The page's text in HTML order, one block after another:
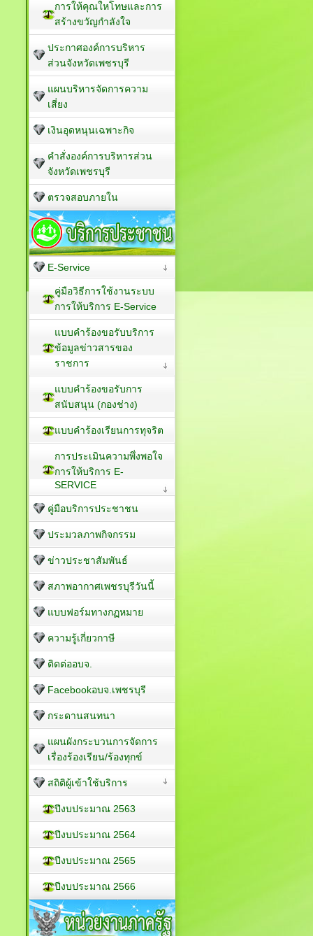
การให้คุณใหโทษและการ
สร้างขวัญกำลังใจ
ประกาศองค์การบริหาร
ส่วนจังหวัดเพชรบุรี
แผนบริหารจัดการความ
เสี่ยง
เงินอุดหนุนเฉพาะกิจ
คำสั่งองค์การบริหารส่วน
จังหวัดเพชรบุรี
ตรวจสอบภายใน
E-Service
คู่มือวิธีการใช้งานระบบ
การให้บริการ E-Service
แบบคำร้องขอรับบริการ
ข้อมูลข่าวสารของ
ราชการ
แบบคำร้องขอรับการ
สนับสนุน (กองช่าง)
แบบคำร้องเรียนการทุจริต
การประเมินความพึ่งพอใจ
การให้บริการ E-
SERVICE
คู่มือบริการประชาชน
ประมวลภาพกิจกรรม
ข่าวประชาสัมพันธ์
สภาพอากาศเพชรบุรีวันนี้
แบบฟอร์มทางกฏหมาย
ความรู้เกี่ยวกาษี
ติดต่ออบจ.
Facebookอบจ.เพชรบุรี
กระดานสนทนา
แผนผังกระบวนการจัดการ
เรื่องร้องเรียน/ร้องทุกข์
สถิติผู้เข้าใช้บริการ
ปีงบประมาณ 2563
ปีงบประมาณ 2564
ปีงบประมาณ 2565
ปีงบประมาณ 2566